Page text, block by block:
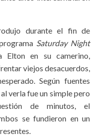
durante el fin de
Saturday Night
Elton en su camerino,
viejos desacuerdos,
Según fuentes
verla fue un simple pero
de minutos, el
se fundieron en un